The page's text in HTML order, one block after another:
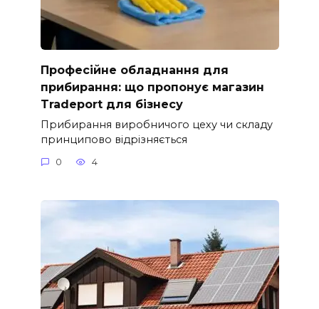
Професійне обладнання для
прибирання: що пропонує магазин
Tradeport для бізнесу
Прибирання виробничого цеху чи складу
принципово відрізняється
0 4